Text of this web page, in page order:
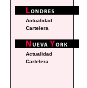
Actualidad
Cartelera
Actualidad
Cartelera